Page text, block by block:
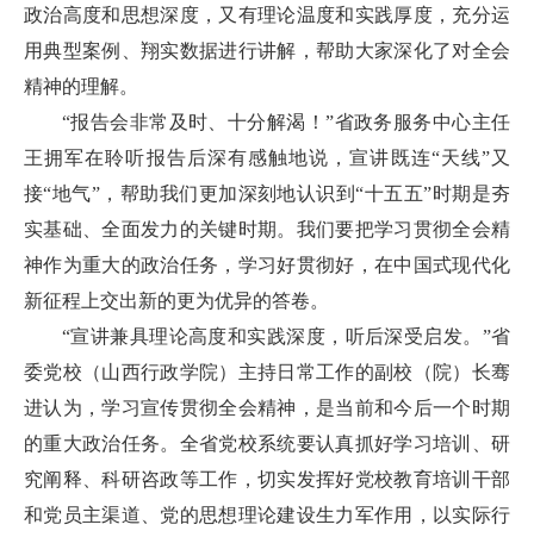
政治高度和思想深度，又有理论温度和实践厚度，充分运
用典型案例、翔实数据进行讲解，帮助大家深化了对全会
精神的理解。
“报告会非常及时、十分解渴！”省政务服务中心主任
王拥军在聆听报告后深有感触地说，宣讲既连“天线”又
接“地气”，帮助我们更加深刻地认识到“十五五”时期是夯
实基础、全面发力的关键时期。我们要把学习贯彻全会精
神作为重大的政治任务，学习好贯彻好，在中国式现代化
新征程上交出新的更为优异的答卷。
“宣讲兼具理论高度和实践深度，听后深受启发。”省
委党校（山西行政学院）主持日常工作的副校（院）长骞
进认为，学习宣传贯彻全会精神，是当前和今后一个时期
的重大政治任务。全省党校系统要认真抓好学习培训、研
究阐释、科研咨政等工作，切实发挥好党校教育培训干部
和党员主渠道、党的思想理论建设生力军作用，以实际行